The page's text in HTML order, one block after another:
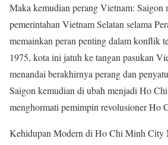
Maka kemudian perang Vietnam: Saigon
pemerintahan Vietnam Selatan selama
memainkan peran penting dalam konflik
1975, kota ini jatuh ke tangan pasukan
menandai berakhirnya perang dan
Saigon kemudian di ubah menjadi Ho
menghormati pemimpin revolusioner Ho
Kehidupan Modern di Ho Chi Minh City